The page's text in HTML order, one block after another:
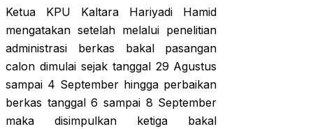
Ketua KPU Kaltara Hariyadi Hamid
mengatakan setelah melalui penelitian
administrasi berkas bakal pasangan
calon dimulai sejak tanggal 29 Agustus
sampai 4 September hingga perbaikan
berkas tanggal 6 sampai 8 September
maka disimpulkan ketiga bakal